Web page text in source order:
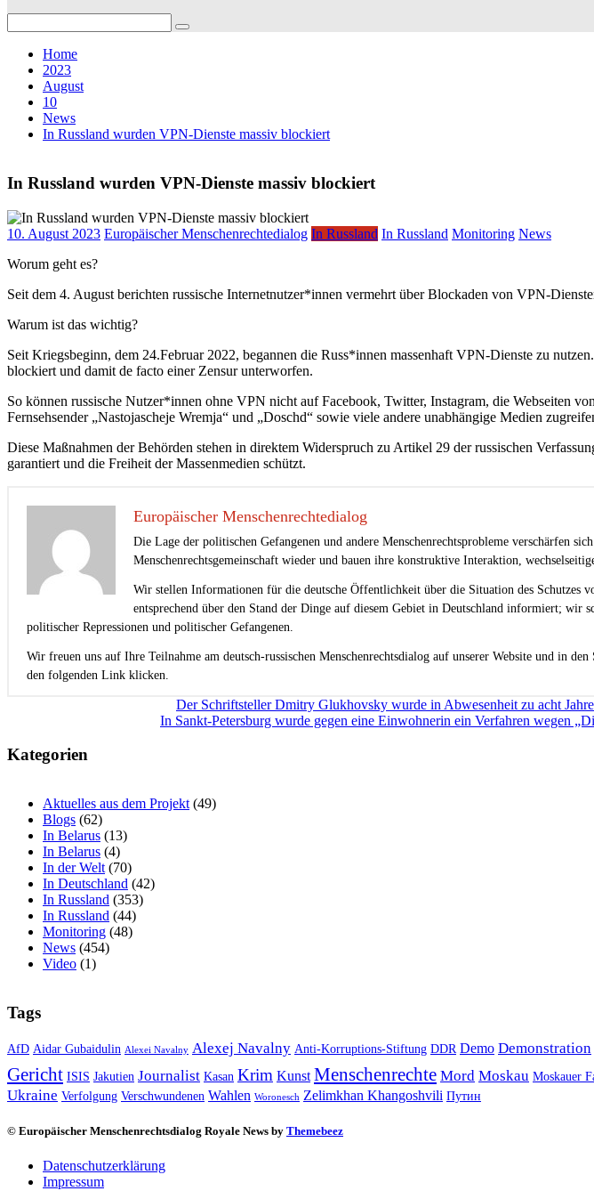
for:
Home
2023
August
10
News
In Russland wurden VPN-Dienste massiv blockiert
In Russland wurden VPN-Dienste massiv blockiert
10. August 2023 Europäischer Menschenrechtedialog In Russland In Russland Monitoring News
Worum geht es?
Seit dem 4. August berichten russische Internetnutzer*innen vermehrt über Blockaden von VPN-
Warum ist das wichtig?
Seit Kriegsbeginn, dem 24.Februar 2022, begannen die Russ*innen massenhaft VPN-Dienste zu
blockiert und damit de facto einer Zensur unterworfen.
So können russische Nutzer*innen ohne VPN nicht auf Facebook, Twitter, Instagram, die Webseiten
Fernsehsender „Nastojascheje Wremja“ und „Doschd“ sowie viele andere unabhängige Medien
Diese Maßnahmen der Behörden stehen in direktem Widerspruch zu Artikel 29 der russischen
garantiert und die Freiheit der Massenmedien schützt.
Europäischer Menschenrechtedialog
Die Lage der politischen Gefangenen und andere Menschenrechtsprobleme verschärfen
Menschenrechtsgemeinschaft wieder und bauen ihre konstruktive Interaktion,
Wir stellen Informationen für die deutsche Öffentlichkeit über die Situation des Schutzes
entsprechend über den Stand der Dinge auf diesem Gebiet in Deutschland informiert; wir
politischer Repressionen und politischer Gefangenen.
Wir freuen uns auf Ihre Teilnahme am deutsch-russischen Menschenrechtsdialog auf unserer Website und in
den folgenden Link klicken.
BeitragsnavigationDer Schriftsteller Dmitry Glukhovsky wurde in Abwesenheit zu acht
In Sankt-Petersburg wurde gegen eine Einwohnerin ein Verfahren wegen
Kategorien
Aktuelles aus dem Projekt (49)
Blogs (62)
In Belarus (13)
In Belarus (4)
In der Welt (70)
In Deutschland (42)
In Russland (353)
In Russland (44)
Monitoring (48)
News (454)
Video (1)
Tags
AfD Aidar Gubaidulin Alexei Navalny Alexej Navalny Anti-Korruptions-Stiftung DDR Demo Demonstration
Gericht ISIS Jakutien Journalist Kasan Krim Kunst Menschenrechte Mord Moskau Moskauer
Ukraine Verfolgung Verschwundenen Wahlen Woronesch Zelimkhan Khangoshvili Путин
© Europäischer Menschenrechtsdialog Royale News by Themebeez
Datenschutzerklärung
Impressum